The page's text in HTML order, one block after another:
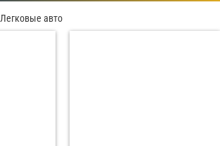
Легковые авто